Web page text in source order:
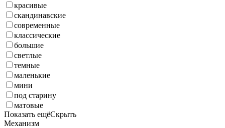
красивые
скандинавские
современные
классические
большие
светлые
темные
маленькие
мини
под старину
матовые
Показать ещёСкрыть
Механизм